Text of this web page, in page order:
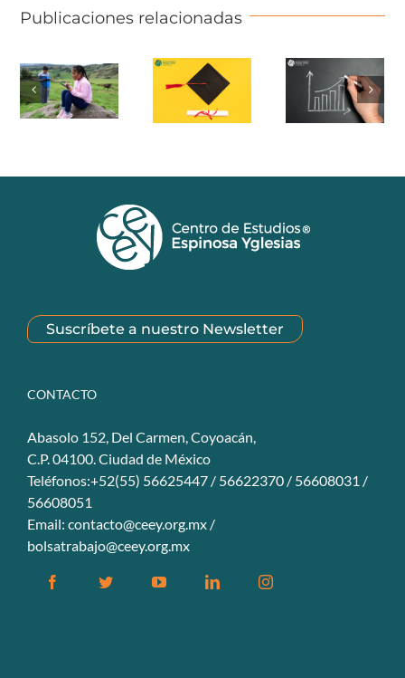
Publicaciones relacionadas
Suscríbete a nuestro Newsletter
CONTACTO
Abasolo 152, Del Carmen, Coyoacán,
C.P. 04100. Ciudad de México
Teléfonos:+52(55) 56625447 / 56622370 / 56608031 /
56608051
Email: contacto@ceey.org.mx /
bolsatrabajo@ceey.org.mx
FacebookTwitter YouTubeLinkedinInstagram